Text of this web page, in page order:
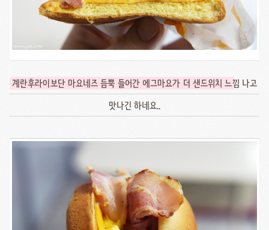
계란후라이보단 마요네즈 듬뿍 들어간 에그마요가 더 샌드위치 느낌 나고
맛나긴 하네요..